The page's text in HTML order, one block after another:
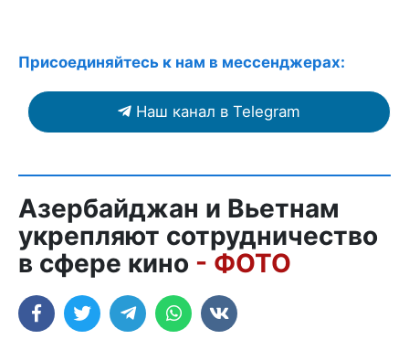
Присоединяйтесь к нам в мессенджерах:
Наш канал в Telegram
Азербайджан и Вьетнам
укрепляют сотрудничество
в сфере кино - ФОТО